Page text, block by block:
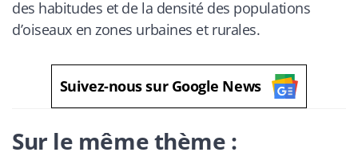
des habitudes et de la densité des populations
d’oiseaux en zones urbaines et rurales.
Suivez-nous sur Google News
Sur le même thème :